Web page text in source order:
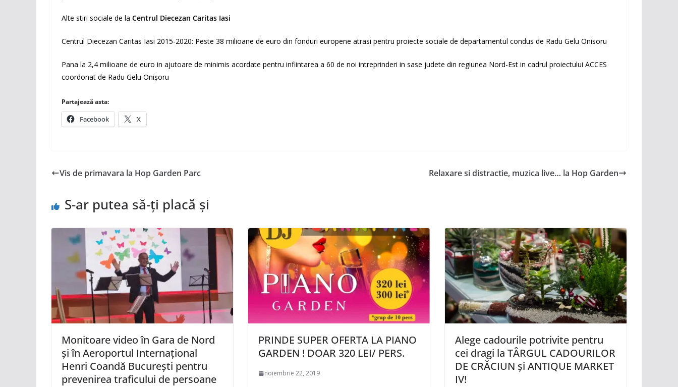
Alte stiri sociale de la Centrul Diecezan Caritas Iasi
Centrul Diecezan Caritas Iasi 2015-2020: Peste 38 milioane de euro din fonduri europene atrasi pentru proiecte sociale de departamentul condus de Radu Gelu Onisoru
Pana la 2,4 milioane de euro in ajutoare de minimis acordate pentru infiintarea a 60 de noi intreprinderi in sase judete din regiunea Nord-Est in cadrul proiectului ACCES
coordonat de Radu Gelu Onișoru
Partajează asta:
Facebook X
Vis de primavara la Hop Garden Parc Relaxare si distractie, muzica live… la Hop Garden
S-ar putea să-ți placă și
Monitoare video în Gara de Nord
și în Aeroportul Internațional
Henri Coandă București pentru
prevenirea traficului de persoane
PRINDE SUPER OFERTA LA PIANO
GARDEN ! DOAR 320 LEI/ PERS.
noiembrie 22, 2019
Alege cadourile potrivite pentru
cei dragi la TÂRGUL CADOURILOR
DE CRĂCIUN și ANTIQUE MARKET
IV!